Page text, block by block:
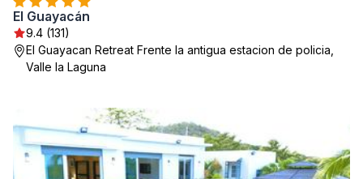
El Guayacán
9.4 (131)
El Guayacan Retreat Frente la antigua estacion de policia,
Valle la Laguna